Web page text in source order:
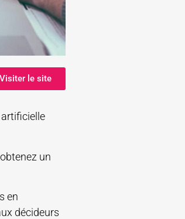
Visiter le site
artificielle
un
en
décideurs